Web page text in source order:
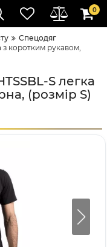
0
Спецодяг
з коротким рукавом,
S легка
(розмір S)